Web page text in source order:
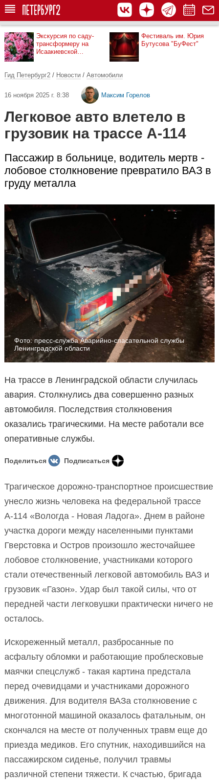
Экскурсия по саду-
трансформеру на
Исаакиевской
Фестиваль им. Юрия
Бутусова "БуФест"
Гид Петербург2 / Новости / Автомобили
16 ноября 2025 г. 8:38 Максим Горелов
Легковое авто влетело в
грузовик на трассе А-114
Пассажир в больнице, водитель мертв -
лобовое столкновение превратило ВАЗ в
груду металла
Фото: пресс-служба Аварийно-спасательной службы
Ленинградской области
На трассе в Ленинградской области случилась
авария. Столкнулись два совершенно разных
автомобиля. Последствия столкновения
оказались трагическими. На месте работали все
оперативные службы.
Поделиться Подписаться
Трагическое дорожно-транспортное происшествие
унесло жизнь человека на федеральной трассе
А-114 «Вологда - Новая Ладога». Днем в районе
участка дороги между населенными пунктами
Гверстовка и Остров произошло жесточайшее
лобовое столкновение, участниками которого
стали отечественный легковой автомобиль ВАЗ и
грузовик «Газон». Удар был такой силы, что от
передней части легковушки практически ничего не
осталось.
Искореженный металл, разбросанные по
асфальту обломки и работающие проблесковые
маячки спецслужб - такая картина предстала
перед очевидцами и участниками дорожного
движения. Для водителя ВАЗа столкновение с
многотонной машиной оказалось фатальным, он
скончался на месте от полученных травм еще до
приезда медиков. Его спутник, находившийся на
пассажирском сиденье, получил травмы
различной степени тяжести. К счастью, бригада